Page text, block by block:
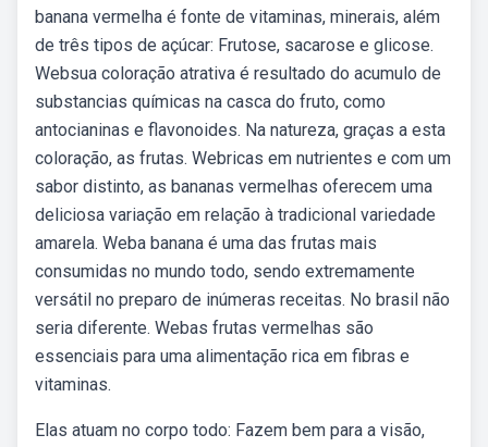
banana vermelha é fonte de vitaminas, minerais, além
de três tipos de açúcar: Frutose, sacarose e glicose.
Websua coloração atrativa é resultado do acumulo de
substancias químicas na casca do fruto, como
antocianinas e flavonoides. Na natureza, graças a esta
coloração, as frutas. Webricas em nutrientes e com um
sabor distinto, as bananas vermelhas oferecem uma
deliciosa variação em relação à tradicional variedade
amarela. Weba banana é uma das frutas mais
consumidas no mundo todo, sendo extremamente
versátil no preparo de inúmeras receitas. No brasil não
seria diferente. Webas frutas vermelhas são
essenciais para uma alimentação rica em fibras e
vitaminas.
Elas atuam no corpo todo: Fazem bem para a visão,